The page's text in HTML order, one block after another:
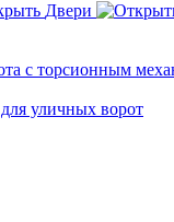
Двери
с торсионным
уличных ворот